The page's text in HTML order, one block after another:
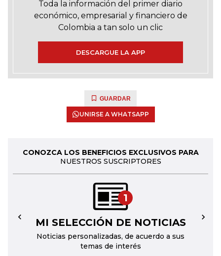
Toda la información del primer diario
económico, empresarial y financiero de
Colombia a tan solo un clic
DESCARGUE LA APP
GUARDAR
UNIRSE A WHATSAPP
CONOZCA LOS BENEFICIOS EXCLUSIVOS PARA
NUESTROS SUSCRIPTORES
1
MI SELECCIÓN DE NOTICIAS
Noticias personalizadas, de acuerdo a sus
temas de interés
← →